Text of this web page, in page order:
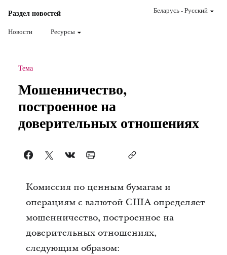
Раздел новостей
Новости Ресурсы
Беларусь-Pусский
Тема
Мошенничество,
построенное на
доверительных отношениях
Комиссия по ценным бумагам и
операциям с валютой США определяет
мошенничество, построенное на
доверительных отношениях,
следующим образом: